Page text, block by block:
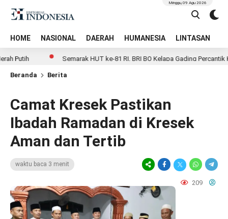
HOME NASIONAL DAERAH HUMANESIA LINTASAN
Minggu, 09 Agu 2026
Semarak HUT ke-81 RI, BRI BO Kelapa Gading Percantik Kantor
Beranda Berita
Camat Kresek Pastikan
Ibadah Ramadan di Kresek
Aman dan Tertib
waktu baca 3 menit
209